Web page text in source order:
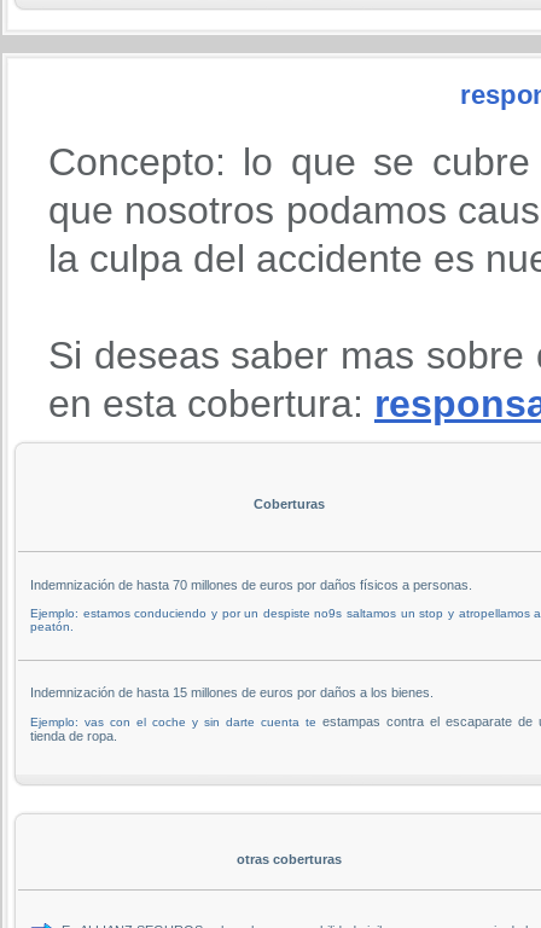
Concepto: lo que se
que nosotros podamos
la culpa del accidente es
Si deseas saber mas
en esta cobertura:
Coberturas
Indemnización de hasta 70 millones de euros por daños físicos a personas.
Ejemplo: estamos conduciendo y por un despiste no9s saltamos un stop y atropellamos
peatón.
Indemnización de hasta 15 millones de euros por daños a los bienes.
Ejemplo: vas con el coche y sin darte cuenta te estampas contra el escaparate de
tienda de ropa.
otras coberturas